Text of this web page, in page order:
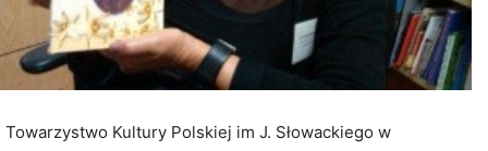
Towarzystwo Kultury Polskiej im J. Słowackiego w